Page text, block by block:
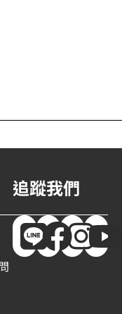
追蹤我們